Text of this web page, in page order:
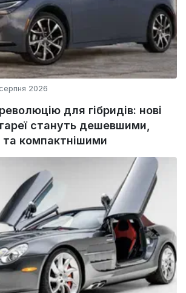
2026
для гібридів: нові
стануть дешевшими,
компактнішими